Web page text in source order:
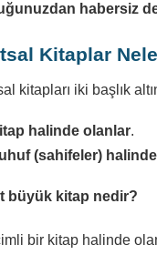
habersiz
Kitaplar
kitapları iki başlık
halinde olanlar.
(sahifeler)
büyük kitap nedir?
bir kitap halinde